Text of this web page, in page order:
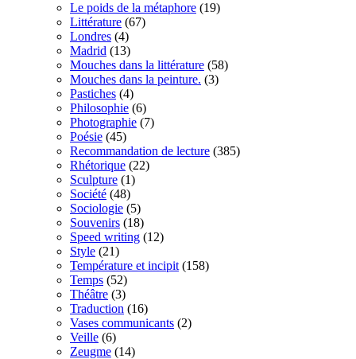
Le poids de la métaphore (19)
Littérature (67)
Londres (4)
Madrid (13)
Mouches dans la littérature (58)
Mouches dans la peinture. (3)
Pastiches (4)
Philosophie (6)
Photographie (7)
Poésie (45)
Recommandation de lecture (385)
Rhétorique (22)
Sculpture (1)
Société (48)
Sociologie (5)
Souvenirs (18)
Speed writing (12)
Style (21)
Température et incipit (158)
Temps (52)
Théâtre (3)
Traduction (16)
Vases communicants (2)
Veille (6)
Zeugme (14)